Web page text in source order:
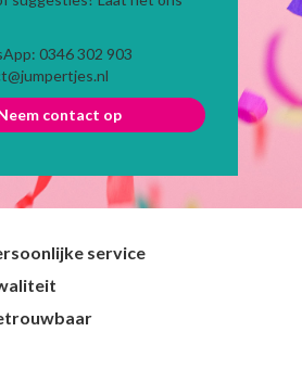
0346 302 903
contact op
service